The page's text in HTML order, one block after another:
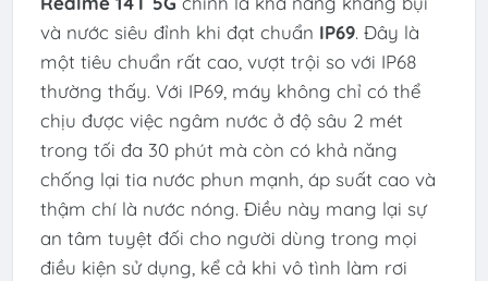
và nước siêu đỉnh khi đạt chuẩn IP69. Đây là
một tiêu chuẩn rất cao, vượt trội so với IP68
thường thấy. Với IP69, máy không chỉ có thể
chịu được việc ngâm nước ở độ sâu 2 mét
trong tối đa 30 phút mà còn có khả năng
chống lại tia nước phun mạnh, áp suất cao và
thậm chí là nước nóng. Điều này mang lại sự
an tâm tuyệt đối cho người dùng trong mọi
điều kiện sử dụng, kể cả khi vô tình làm rơi